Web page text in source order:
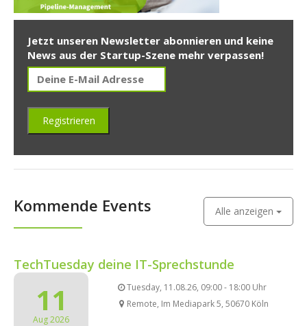
Jetzt unseren Newsletter abonnieren und keine
News aus der Startup-Szene mehr verpassen!
Kommende Events Alle anzeigen
TechTuesday deine IT-Sprechstunde
11
Aug 2026
Tuesday, 11.08.26, 09:00 - 18:00 Uhr
Remote, Im Mediapark 5, 50670 Köln